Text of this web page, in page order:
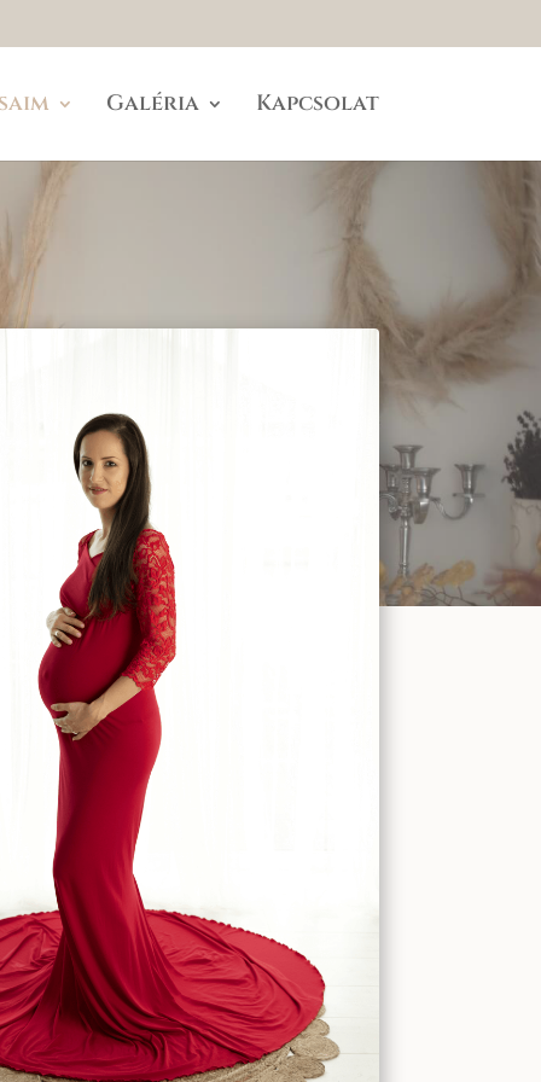
Galéria Kapcsolat